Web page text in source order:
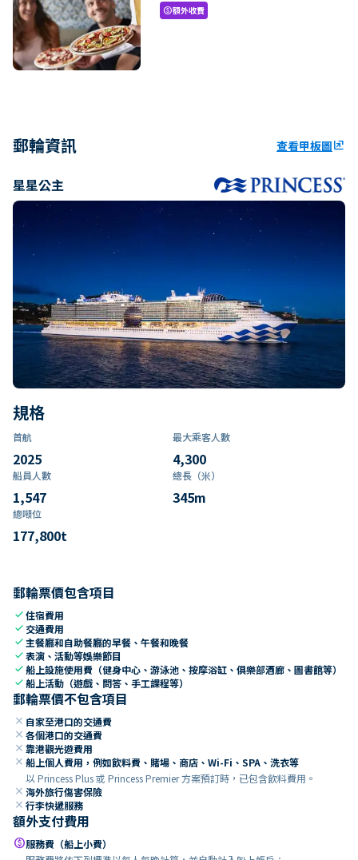
paid額外收費
郵輪資訊 查看甲板圖ungroup
星星公主
規格
首航
2025
最大乘客人數
4,300
船員人數
1,547
總長（米）
345m
總噸位
177,800t
郵輪票價包含項目
check住宿費用
check 交通費用
check 主餐廳和自助餐廳的早餐、午餐和晚餐
check表演、活動等娛樂節目
check船上設施使用費（健身中心、游泳池、按摩浴缸、俱樂部酒廊、圖書館等）
check船上活動（遊戲、問答、手工課程等）
郵輪票價不包含項目
close 自家至港口的交通費
close 各個港口的交通費
close 靠港觀光遊費用
close 船上個人費用，例如飲料費、賭場、商店、Wi-Fi、SPA、洗衣等
以 Princess Plus 或 Princess Premier 方案預訂時，已包含飲料費用。
close 海外旅行傷害保險
close 行李快遞服務
額外支付費用
paid服務費（船上小費）